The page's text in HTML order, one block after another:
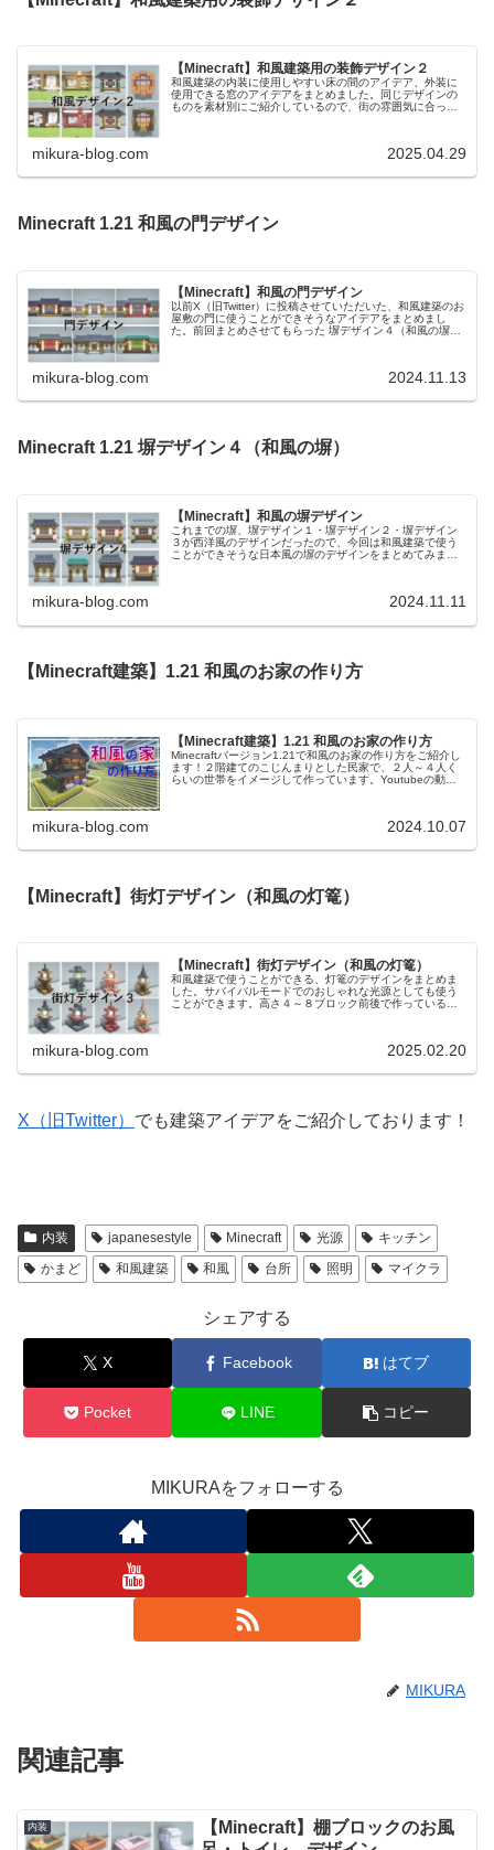
【Minecraft】和風建築用の装飾デザイン２
和風建築の内装に使用しやすい床の間のアイデア、外装に
使用できる窓のアイデアをまとめました。同じデザインの
ものを素材別にご紹介しているので、街の雰囲気に合った
mikura-blog.com 2025.04.29
Minecraft 1.21 和風の門デザイン
【Minecraft】和風の門デザイン
以前X（旧Twitter）に投稿させていただいた、和風建築のお
屋敷の門に使うことができそうなアイデアをまとめまし
た。前回まとめさせてもらった 塀デザイン４（和風の塀）
mikura-blog.com 2024.11.13
Minecraft 1.21 塀デザイン４（和風の塀）
【Minecraft】和風の塀デザイン
これまでの塀、塀デザイン１・塀デザイン２・塀デザイン
３が西洋風のデザインだったので、今回は和風建築で使う
ことができそうな日本風の塀のデザインをまとめてみまし
mikura-blog.com 2024.11.11
【Minecraft建築】1.21 和風のお家の作り方
【Minecraft建築】1.21 和風のお家の作り方
Minecraftバージョン1.21で和風のお家の作り方をご紹介し
ます！２階建てのこじんまりとした民家で、２人～４人く
らいの世帯をイメージして作っています。Youtubeの動画
mikura-blog.com 2024.10.07
【Minecraft】街灯デザイン（和風の灯篭）
【Minecraft】街灯デザイン（和風の灯篭）
和風建築で使うことができる、灯篭のデザインをまとめま
した。サバイバルモードでのおしゃれな光源としても使う
ことができます。高さ４～８ブロック前後で作っているの
mikura-blog.com 2025.02.20
X（旧Twitter） でも建築アイデアをご紹介しております！
内装 japanesestyle Minecraft 光源
キッチン
かまど
和風建築 和風 台所 照明 マイクラ
シェアする
X Facebook はてブ
Pocket LINE コピー
MIKURAをフォローする
MIKURA
関連記事
内装
【Minecraft】棚ブロックのお風